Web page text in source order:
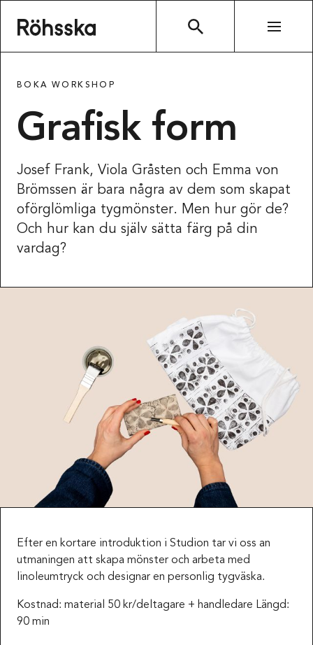
BOKA WORKSHOP
Grafisk form
Josef Frank, Viola Gråsten och Emma von
Brömssen är bara några av dem som skapat
oförglömliga tygmönster. Men hur gör de?
Och hur kan du själv sätta färg på din
vardag?
Efter en kortare introduktion i Studion tar vi oss an
utmaningen att skapa mönster och arbeta med
linoleumtryck och designar en personlig tygväska.
Kostnad: material 50 kr/deltagare + handledare Längd:
90 min